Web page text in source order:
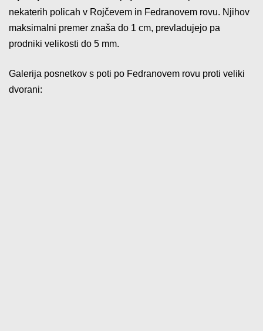
nekaterih policah v Rojčevem in Fedranovem rovu. Njihov
maksimalni premer znaša do 1 cm, prevladujejo pa
prodniki velikosti do 5 mm.
Galerija posnetkov s poti po Fedranovem rovu proti veliki
dvorani: